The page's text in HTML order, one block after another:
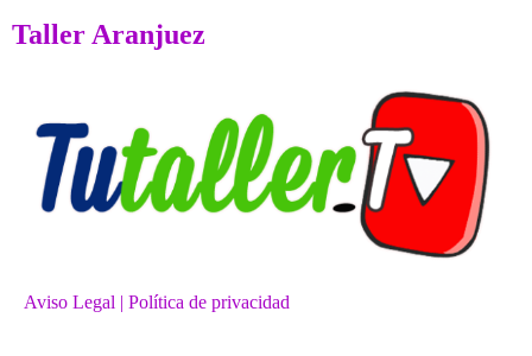
Taller Aranjuez
Aviso Legal | Política de privacidad